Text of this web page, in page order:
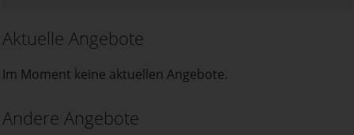
Aktuelle Angebote
Im Moment keine aktuellen Angebote.
Andere Angebote